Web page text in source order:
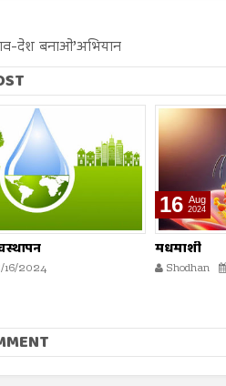
देश बनाओ’अभियान
2024
16 Aug
2024
मृत्यूनंतर पुढे
Shodhan